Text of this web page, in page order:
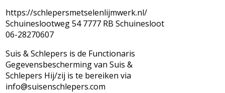
https://schlepersmetselenlijmwerk.nl/
Schuineslootweg 54 7777 RB Schuinesloot
06-28270607
Suis & Schlepers is de Functionaris
Gegevensbescherming van Suis &
Schlepers Hij/zij is te bereiken via
info@suisenschlepers.com